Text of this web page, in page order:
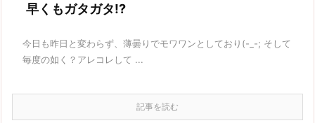
早くもガタガタ!?
今日も昨日と変わらず、薄曇りでモワワンとしており(-_-; そして
毎度の如く？アレコレして ...
記事を読む